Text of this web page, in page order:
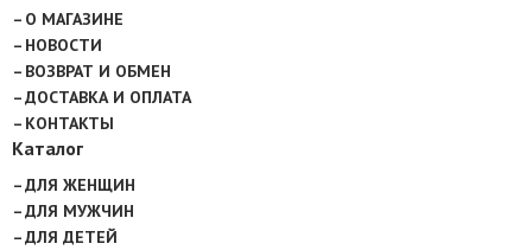
О МАГАЗИНЕ
НОВОСТИ
ВОЗВРАТ И ОБМЕН
ДОСТАВКА И ОПЛАТА
КОНТАКТЫ
Каталог
ДЛЯ ЖЕНЩИН
ДЛЯ МУЖЧИН
ДЛЯ ДЕТЕЙ